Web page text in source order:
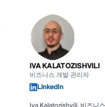
IVA KALATOZISHVILI
비즈니스 개발 관리자
LinkedIn
Iva Kalatozishvili, 비즈니